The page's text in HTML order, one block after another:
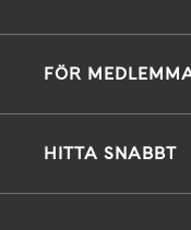
FÖR
HITTA SNABBT